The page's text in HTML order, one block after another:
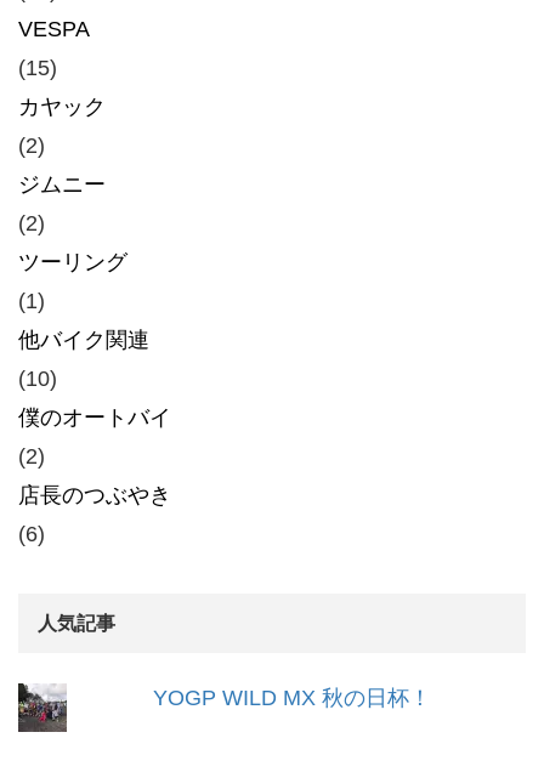
VESPA
(15)
カヤック
(2)
ジムニー
(2)
ツーリング
(1)
他バイク関連
(10)
僕のオートバイ
(2)
店長のつぶやき
(6)
人気記事
YOGP WILD MX 秋の日杯！